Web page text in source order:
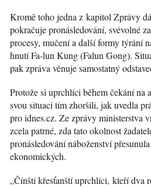
Kromě toho jedna z kapitol Zprávy
pokračuje pronásledování, svévolné
procesy, mučení a další formy týrání
hnutí Fa-lun Kung (Falun Gong).
pak zpráva věnuje samostatný
Protože si uprchlíci během čekání na
svou situaci tím zhoršili, jak uvedla
pro idnes.cz. Ze zprávy ministerstva
zcela patrné, zda tato okolnost
pronásledování náboženství
ekonomických.
„Čínští křesťanští uprchlíci, kteří dva